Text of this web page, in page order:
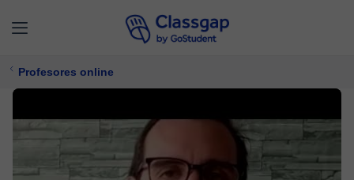
Profesores online